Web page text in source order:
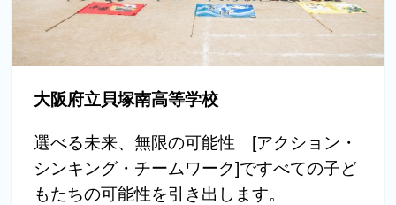
大阪府立貝塚南高等学校
選べる未来、無限の可能性 [アクション・
シンキング・チームワーク]ですべての子ど
もたちの可能性を引き出します。